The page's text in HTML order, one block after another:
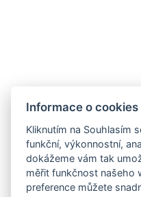
+420
Informace o cookies
Kliknutím na Souhlasím
funkční, výkonnostní,
dokážeme vám tak
měřit funkčnost našeho
preference můžete